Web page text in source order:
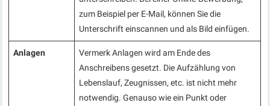
zum Beispiel per E-Mail, können Sie die
Unterschrift einscannen und als Bild einfügen.
Anlagen
Vermerk Anlagen wird am Ende des
Anschreibens gesetzt. Die Aufzählung von
Lebenslauf, Zeugnissen, etc. ist nicht mehr
notwendig. Genauso wie ein Punkt oder